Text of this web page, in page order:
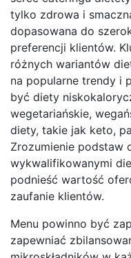
tylko zdrowa i
dopasowana do
preferencji klientów.
różnych wariantów
na popularne trendy i
być diety
wegetariańskie,
diety, takie jak keto,
Zrozumienie podstaw
wykwalifikowanymi
podnieść wartość
zaufanie klientów.
Menu powinno być
zapewniać